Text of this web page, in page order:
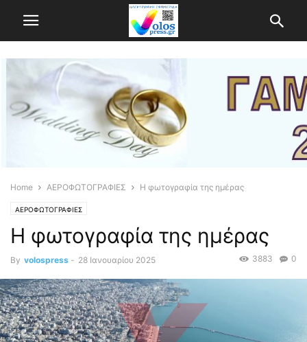
Home ΑΕΡΟΦΩΤΟΓΡΑΦΙΕΣ Η φωτογραφία της ημέρας
ΑΕΡΟΦΩΤΟΓΡΑΦΙΕΣ
Η φωτογραφία της ημέρας
By volospress - 28 Ιανουαρίου 2025 0
3883